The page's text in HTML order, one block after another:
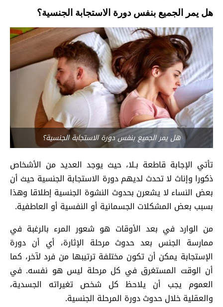
هل يمر الجميع بنفس دورة الاستجابة الجنسية؟
هل يمر الجميع بنفس دورة الاستجابة الجنسية؟
تأتي الإجابة قاطعة بـلا، حيث يوجد العديد من الأشخاص
ذكورا وإناث لا تحدث لديهم دورة الاستجابة الجنسية حيث أن
بعض النساء لا يشعرن بحدوث النشوة الجنسية إطلاقا وهذا
بسبب بعض المشكلات الجسمانية أو النفسية أو العاطفية.
من الوارد في بعد الأوقات هو شعور المرء بالرغبة في
ممارسة الجنس بعد حدوث مرحلة الإثارة، أي أن دورة
الإستجابة يمكن أن تكون مختلفة ترتيبها من فرد لآخر، كما
أن الوقت المستغرق في كل مرحلة ليس هو نفسه. في
العموم يجب أن يلاحظ كل شخص تغيراته الجسدية،
والعقلية خلال حدوث دورة المرحلة الجنسية.